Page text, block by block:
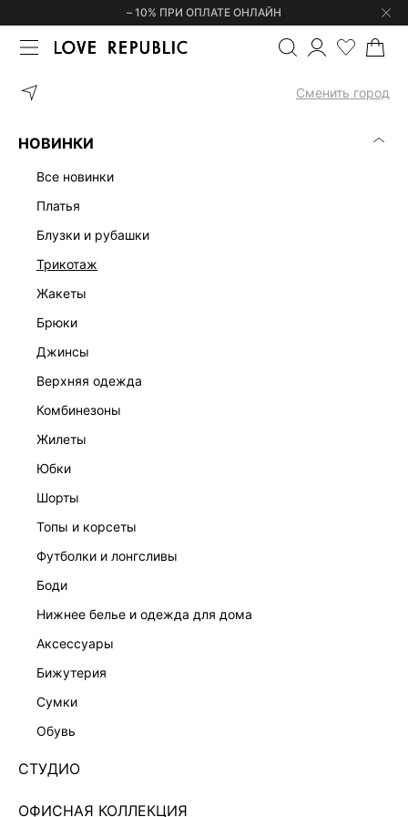
– 10% ПРИ ОПЛАТЕ ОНЛАЙН
Сменить город
НОВИНКИ
все новинки
платья
блузки и рубашки
трикотаж
жакеты
брюки
джинсы
верхняя одежда
комбинезоны
жилеты
юбки
шорты
топы и корсеты
футболки и лонгсливы
боди
нижнее белье и одежда для дома
аксессуары
бижутерия
сумки
обувь
СТУДИО
ОФИСНАЯ КОЛЛЕКЦИЯ
ГЛАВНАЯ ДЖИНСОВЫЙ ТОП-
6255425328-106